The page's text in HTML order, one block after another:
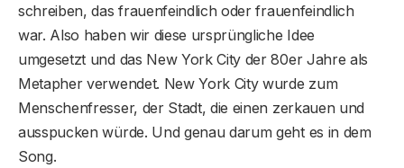
schreiben, das frauenfeindlich oder frauenfeindlich
war. Also haben wir diese ursprüngliche Idee
umgesetzt und das New York City der 80er Jahre als
Metapher verwendet. New York City wurde zum
Menschenfresser, der Stadt, die einen zerkauen und
ausspucken würde. Und genau darum geht es in dem
Song.